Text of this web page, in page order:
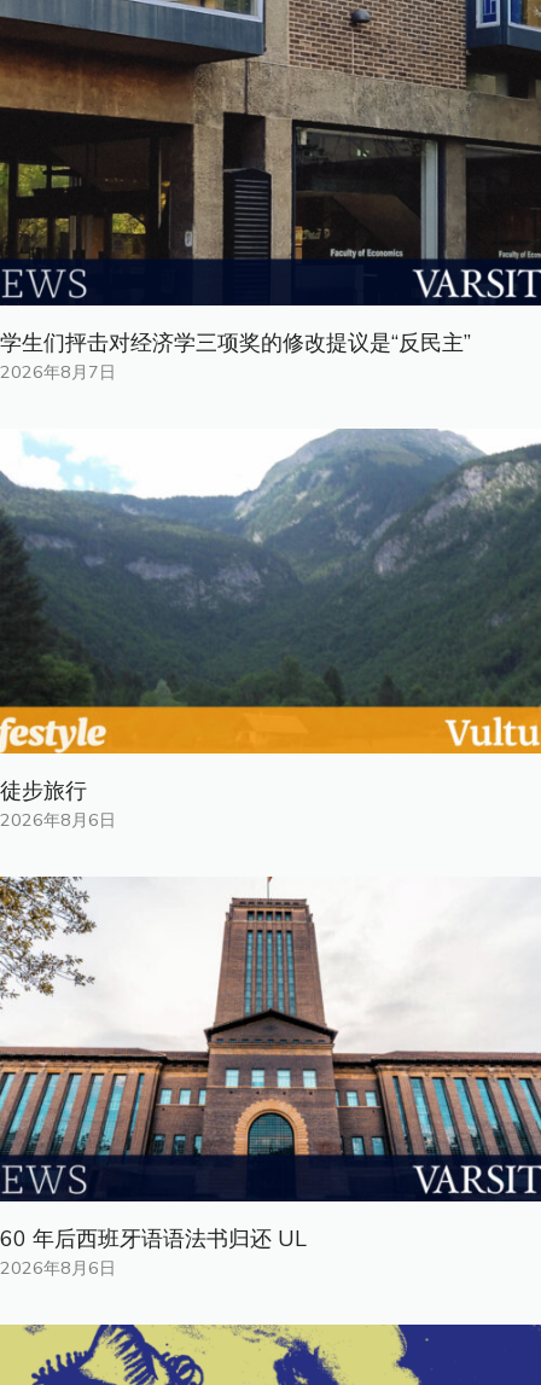
学生们抨击对经济学三项奖的修改提议是“反民主”
2026年8月7日
徒步旅行
2026年8月6日
60 年后西班牙语语法书归还 UL
2026年8月6日